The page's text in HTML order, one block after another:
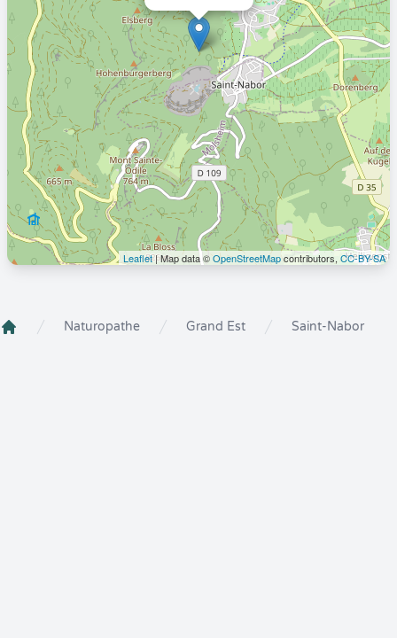
Leaflet| Map data ©OpenStreetMapcontributors, CC-BY-SA
Naturopathe Grand Est Saint-Nabor